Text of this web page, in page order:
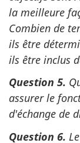
la meilleure
Combien de
ils être
ils être inclus
Question 5.
assurer le
d'échange de
Question 6.